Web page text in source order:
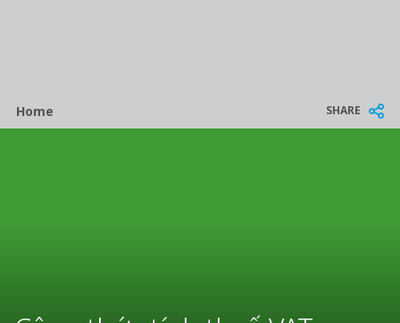
Breadcrumb
Home SHARE